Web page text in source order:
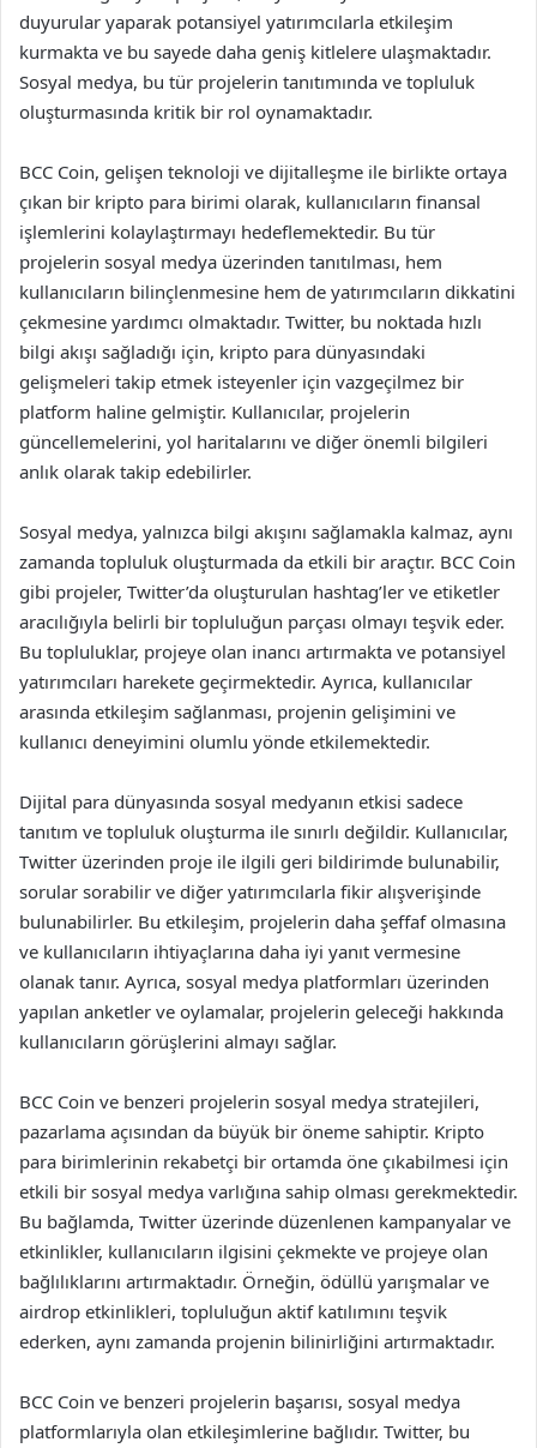
duyurular yaparak potansiyel yatırımcılarla etkileşim
kurmakta ve bu sayede daha geniş kitlelere ulaşmaktadır.
Sosyal medya, bu tür projelerin tanıtımında ve topluluk
oluşturmasında kritik bir rol oynamaktadır.
BCC Coin, gelişen teknoloji ve dijitalleşme ile birlikte ortaya
çıkan bir kripto para birimi olarak, kullanıcıların finansal
işlemlerini kolaylaştırmayı hedeflemektedir. Bu tür
projelerin sosyal medya üzerinden tanıtılması, hem
kullanıcıların bilinçlenmesine hem de yatırımcıların dikkatini
çekmesine yardımcı olmaktadır. Twitter, bu noktada hızlı
bilgi akışı sağladığı için, kripto para dünyasındaki
gelişmeleri takip etmek isteyenler için vazgeçilmez bir
platform haline gelmiştir. Kullanıcılar, projelerin
güncellemelerini, yol haritalarını ve diğer önemli bilgileri
anlık olarak takip edebilirler.
Sosyal medya, yalnızca bilgi akışını sağlamakla kalmaz, aynı
zamanda topluluk oluşturmada da etkili bir araçtır. BCC Coin
gibi projeler, Twitter’da oluşturulan hashtag’ler ve etiketler
aracılığıyla belirli bir topluluğun parçası olmayı teşvik eder.
Bu topluluklar, projeye olan inancı artırmakta ve potansiyel
yatırımcıları harekete geçirmektedir. Ayrıca, kullanıcılar
arasında etkileşim sağlanması, projenin gelişimini ve
kullanıcı deneyimini olumlu yönde etkilemektedir.
Dijital para dünyasında sosyal medyanın etkisi sadece
tanıtım ve topluluk oluşturma ile sınırlı değildir. Kullanıcılar,
Twitter üzerinden proje ile ilgili geri bildirimde bulunabilir,
sorular sorabilir ve diğer yatırımcılarla fikir alışverişinde
bulunabilirler. Bu etkileşim, projelerin daha şeffaf olmasına
ve kullanıcıların ihtiyaçlarına daha iyi yanıt vermesine
olanak tanır. Ayrıca, sosyal medya platformları üzerinden
yapılan anketler ve oylamalar, projelerin geleceği hakkında
kullanıcıların görüşlerini almayı sağlar.
BCC Coin ve benzeri projelerin sosyal medya stratejileri,
pazarlama açısından da büyük bir öneme sahiptir. Kripto
para birimlerinin rekabetçi bir ortamda öne çıkabilmesi için
etkili bir sosyal medya varlığına sahip olması gerekmektedir.
Bu bağlamda, Twitter üzerinde düzenlenen kampanyalar ve
etkinlikler, kullanıcıların ilgisini çekmekte ve projeye olan
bağlılıklarını artırmaktadır. Örneğin, ödüllü yarışmalar ve
airdrop etkinlikleri, topluluğun aktif katılımını teşvik
ederken, aynı zamanda projenin bilinirliğini artırmaktadır.
BCC Coin ve benzeri projelerin başarısı, sosyal medya
platformlarıyla olan etkileşimlerine bağlıdır. Twitter, bu